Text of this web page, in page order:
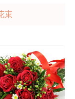
束